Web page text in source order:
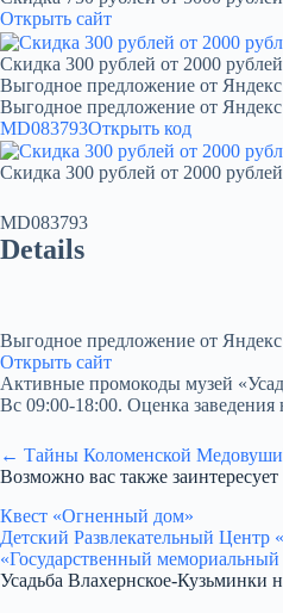
Открыть сайт
Скидка 300 рублей от 2000
Выгодное предложение от
Выгодное предложение от
MD083793Открыть код
Скидка 300 рублей от 2000
MD083793
Details
Выгодное предложение от
Открыть сайт
Активные промокоды музей
Вс 09:00-18:00. Оценка заведения
← Тайны Коломенской Медовуши
Возможно вас также заинтересует
Квест «Огненный дом»
Детский Развлекательный Центр
«Государственный
Усадьба Влахернское-Кузьминки